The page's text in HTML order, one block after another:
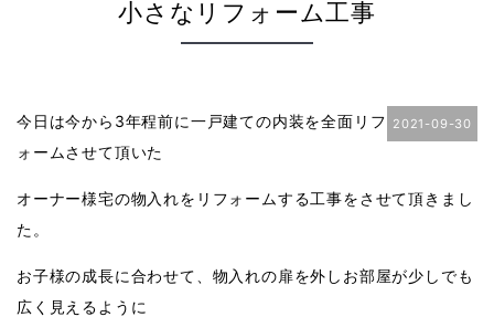
小さなリフォーム工事
2021-09-30
今日は今から3年程前に一戸建ての内装を全面リフ
ォームさせて頂いた
オーナー様宅の物入れをリフォームする工事をさせて頂きまし
た。
お子様の成長に合わせて、物入れの扉を外しお部屋が少しでも
広く見えるように